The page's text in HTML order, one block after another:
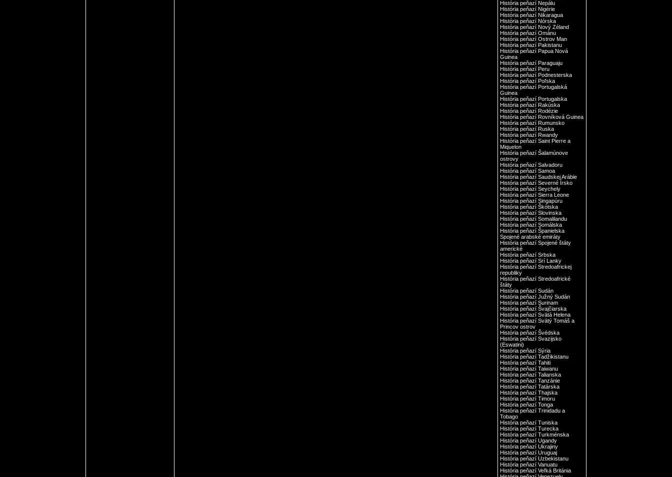
História peňazí Nepálu
História peňazí Nigérie
História peňazí Nikaragua
História peňazí Nórska
História peňazí Nový Zéland
História peňazí Ománu
História peňazí Ostrov Man
História peňazí Pakistanu
História peňazí Papua Nová
Guinea
História peňazí Paraguaju
História peňazí Peru
História peňazí Podnesterska
História peňazí Poľska
História peňazí Portugalská
Guinea
História peňazí Portugalska
História peňazí Rakúska
História peňazí Rodézie
História peňazí Rovníková Guinea
História peňazí Rumunsko
História peňazí Ruska
História peňazí Rwandy
História peňazí Saint Pierre a
Miquelon
História peňazí Šalamúnove
ostrovy
História peňazí Salvadoru
História peňazí Samoa
História peňazí Saudskej Arábie
História peňazí Severné Írsko
História peňazí Seychely
História peňazí Sierra Leone
História peňazí Singapúru
História peňazí Škótska
História peňazí Slovinska
História peňazí Somalilandu
História peňazí Somálska
História peňazí Španielska
Spojené arabské emiráty
História peňazí Spojené štáty
americké
História peňazí Srbska
História peňazí Srí Lanky
História peňazí Stredoafrickej
republiky
História peňazí Stredoafrické
štáty
História peňazí Sudán
História peňazí Južný Sudán
História peňazí Surinam
História peňazí Švajčiarska
História peňazí Svätá Helena
História peňazí Svätý Tomáš a
Princov ostrov
História peňazí Švédska
História peňazí Svazijsko
(Eswatini)
História peňazí Sýria
História peňazí Tadžikistanu
História peňazí Tahiti
História peňazí Taiwanu
História peňazí Talianska
História peňazí Tanzánie
História peňazí Tatárska
História peňazí Thajska
História peňazí Timoru
História peňazí Tonga
História peňazí Trinidadu a
Tobago
História peňazí Tuniska
História peňazí Turecka
História peňazí Turkménska
História peňazí Ugandy
História peňazí Ukrajiny
História peňazí Uruguaj
História peňazí Uzbekistanu
História peňazí Vanuatu
História peňazí Veľká Británia